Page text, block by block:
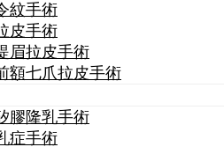
紋手術
皮手術
眉拉皮手術
額七爪拉皮手術
膠隆乳手術
症手術